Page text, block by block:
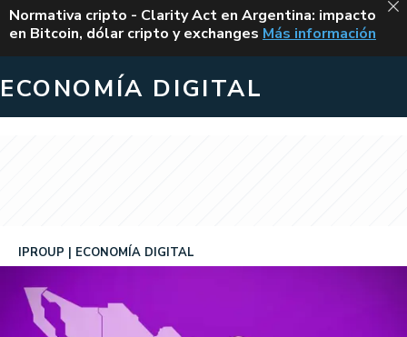
ALERTA
Normativa cripto - Clarity Act en Argentina: impacto
en Bitcoin, dólar cripto y exchanges CLARITY ACT EN
Más información
ECONOMÍA DIGITAL
IPROUP ECONOMÍA DIGITAL